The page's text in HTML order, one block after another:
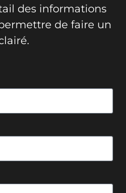
des informations
de faire un